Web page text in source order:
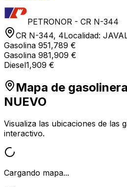
PETRONOR - CR N-344
CR N-344, 4Localidad:
Gasolina 951,789 €
Gasolina 981,909 €
Diesel1,909 €
Mapa de
NUEVO
Visualiza las ubicaciones de las
interactivo.
Cargando mapa...